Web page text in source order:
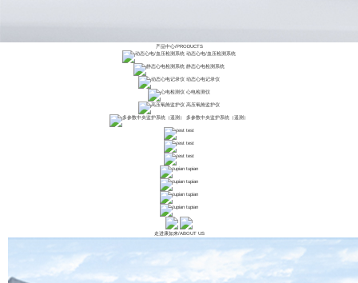
产品中心/PRODUCTS
动态心电/血压检测系统
静态心电检测系统
动态心电记录仪
心电检测仪
高压氧舱监护仪
多参数中央监护系统（遥测）
test
test
test
tupian
tupian
tupian
tupian
走进康如来/ABOUT US